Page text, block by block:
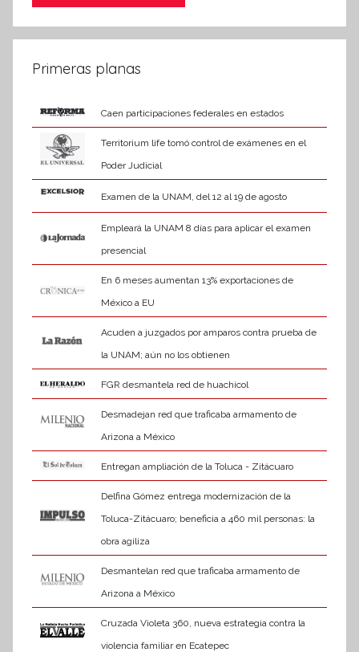
Primeras planas
Caen participaciones federales en estados
Territorium life tomó control de exámenes en el
Poder Judicial
Examen de la UNAM, del 12 al 19 de agosto
Empleará la UNAM 8 días para aplicar el examen
presencial
En 6 meses aumentan 13% exportaciones de
México a EU
Acuden a juzgados por amparos contra prueba de
la UNAM; aún no los obtienen
FGR desmantela red de huachicol
Desmadejan red que traficaba armamento de
Arizona a México
Entregan ampliación de la Toluca - Zitácuaro
Delfina Gómez entrega modernización de la
Toluca-Zitácuaro; beneficia a 460 mil personas: la
obra agiliza
Desmantelan red que traficaba armamento de
Arizona a México
Cruzada Violeta 360, nueva estrategia contra la
violencia familiar en Ecatepec